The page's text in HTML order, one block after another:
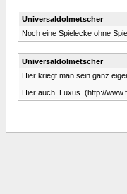
Universaldolmetscher
Noch eine Spielecke ohne
Universaldolmetscher
Hier kriegt man sein ganz
Hier auch. Luxus. (http://